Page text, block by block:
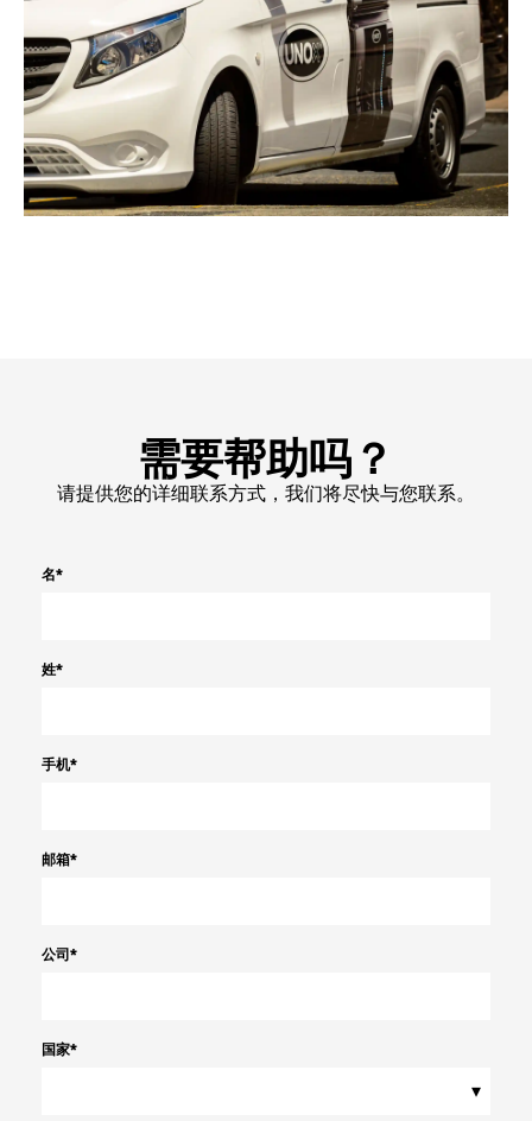
需要帮助吗？
请提供您的详细联系方式，我们将尽快与您联系。
名*
姓*
手机*
邮箱*
公司 *
国家*
▾